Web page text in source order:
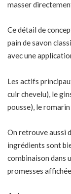
masser
Ce détail de
pain de savon
avec une
Les actifs
cuir chevelu), le
pousse), le
On retrouve aussi
ingrédients sont
combinaison dans
promesses